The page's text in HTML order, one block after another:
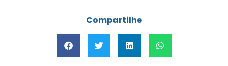
Compartilhe